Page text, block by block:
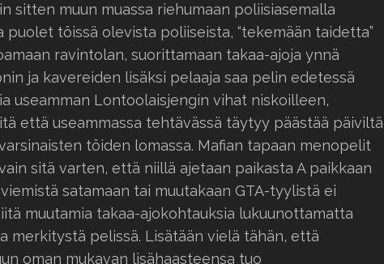
sitten muun muassa riehumaan poliisiasemalla
puolet töissä olevista poliiseista, “tekemään taidetta”
ravintolan, suorittamaan takaa-ajoja ynnä
ja kavereiden lisäksi pelaaja saa pelin edetessä
useamman Lontoolaisjengin vihat niskoilleen,
että useammassa tehtävässä täytyy päästää päiviltä
töiden lomassa. Mafian tapaan menopelit
sitä varten, että niillä ajetaan paikasta A paikkaan
satamaan tai muutakaan GTA-tyylistä ei
muutamia takaa-ajokohtauksia lukuunottamatta
merkitystä pelissä. Lisätään vielä tähän, että
oman mukavan lisähaasteensa tuo